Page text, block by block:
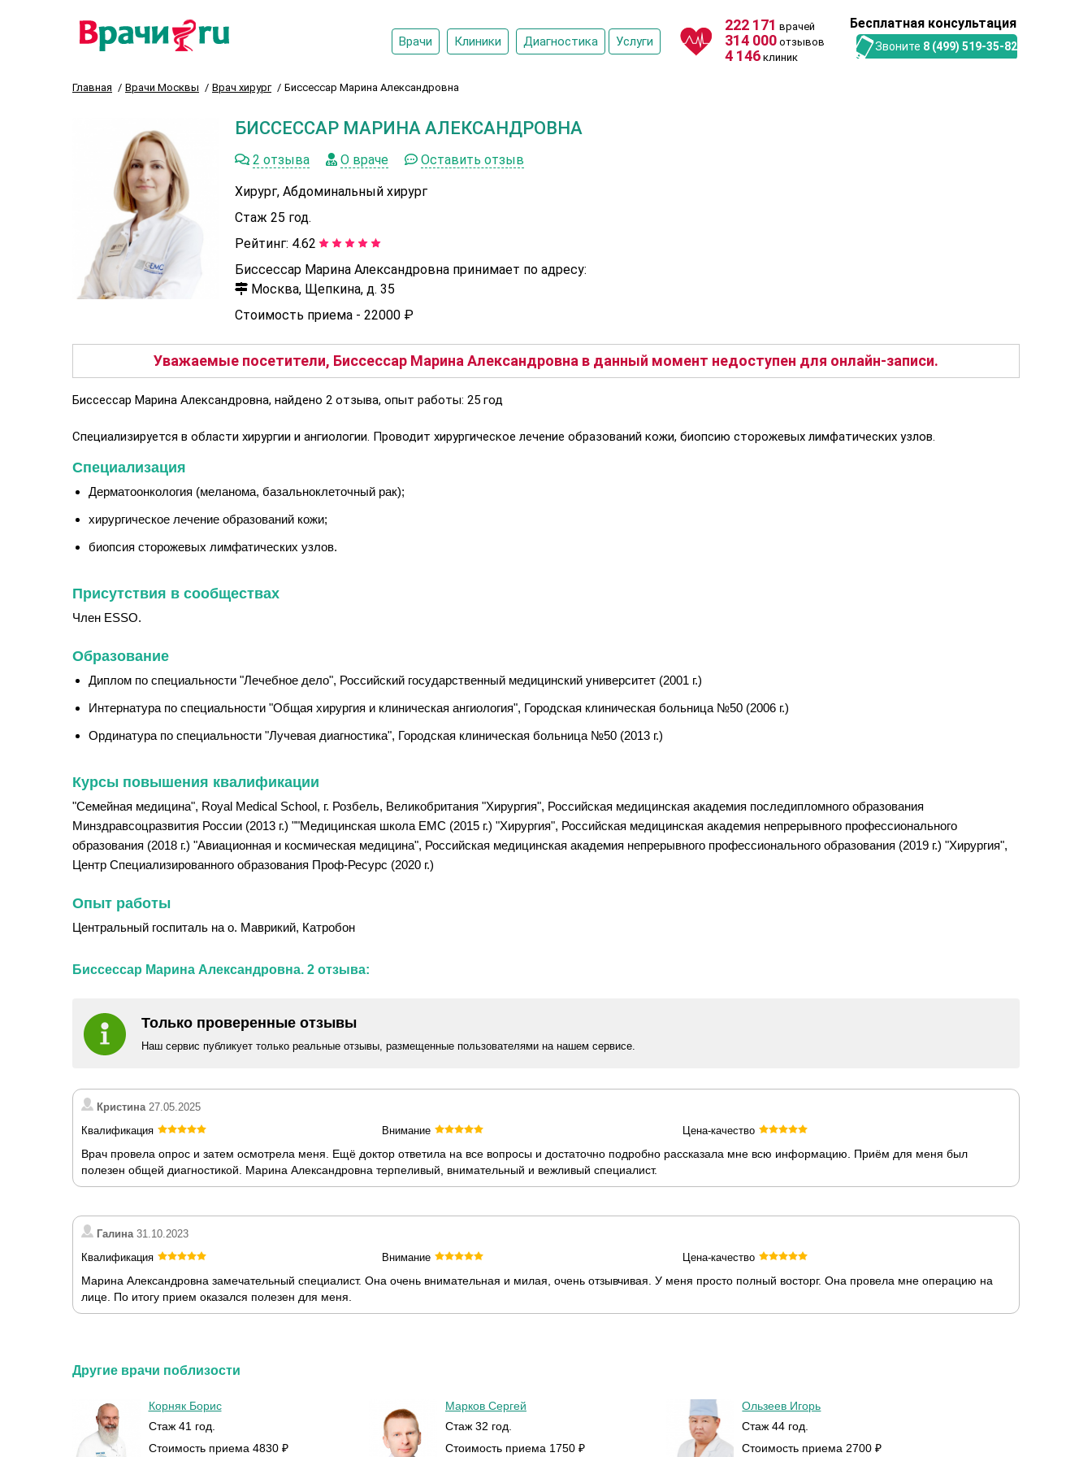
Врачи Клиники Диагностика Услуги
222 171 врачей
314 000 отзывов
4 146 клиник
Бесплатная консультация
Звоните 8 (499) 519-35-82
Главная Врачи Москвы Врач хирург Биссессар Марина Александровна
БИССЕССАР МАРИНА АЛЕКСАНДРОВНА
2 отзыва О враче Оставить отзыв
Хирург, Абдоминальный хирург
Стаж 25 год.
Рейтинг: 4.62
Биссессар Марина Александровна принимает по адресу:
Москва, Щепкина, д. 35
Стоимость приема - 22000 ₽
Уважаемые посетители, Биссессар Марина Александровна в данный момент недоступен для онлайн-записи.
Биссессар Марина Александровна, найдено 2 отзыва, опыт работы: 25 год
Специализируется в области хирургии и ангиологии. Проводит хирургическое лечение образований кожи, биопсию сторожевых лимфатических узлов.
Специализация
Дерматоонкология (меланома, базальноклеточный рак);
хирургическое лечение образований кожи;
биопсия сторожевых лимфатических узлов.
Присутствия в сообществах
Член ESSO.
Образование
Диплом по специальности "Лечебное дело", Российский государственный медицинский университет (2001 г.)
Интернатура по специальности "Общая хирургия и клиническая ангиология", Городская клиническая больница №50 (2006 г.)
Ординатура по специальности "Лучевая диагностика", Городская клиническая больница №50 (2013 г.)
Курсы повышения квалификации
"Семейная медицина", Royal Medical School, г. Розбель, Великобритания "Хирургия", Российская медицинская академия последипломного образования
Минздравсоцразвития России (2013 г.) ""Медицинская школа ЕМС (2015 г.) "Хирургия", Российская медицинская академия непрерывного профессионального
образования (2018 г.) "Авиационная и космическая медицина", Российская медицинская академия непрерывного профессионального образования (2019 г.) "Хирургия",
Центр Специализированного образования Проф-Ресурс (2020 г.)
Опыт работы
Центральный госпиталь на о. Маврикий, Катробон
Биссессар Марина Александровна. 2 отзыва:
Только проверенные отзывы
Наш сервис публикует только реальные отзывы, размещенные пользователями на нашем сервисе.
Кристина27.05.2025
Квалификация
Внимание Цена-качество
Врач провела опрос и затем осмотрела меня. Ещё доктор ответила на все вопросы и достаточно подробно рассказала мне всю информацию. Приём для меня был
полезен общей диагностикой. Марина Александровна терпеливый, внимательный и вежливый специалист.
Галина31.10.2023
Квалификация
Внимание Цена-качество
Марина Александровна замечательный специалист. Она очень внимательная и милая, очень отзывчивая. У меня просто полный восторг. Она провела мне операцию на
лице. По итогу прием оказался полезен для меня.
Другие врачи поблизости
Корняк Борис
Стаж 41 год.
Стоимость приема 4830 ₽
Марков Сергей
Стаж 32 год.
Стоимость приема 1750 ₽
Ользеев Игорь
Стаж 44 год.
Стоимость приема 2700 ₽